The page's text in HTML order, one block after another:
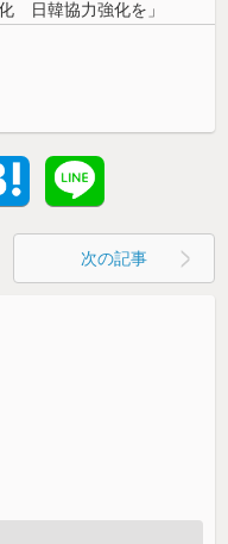
日韓協力強化を」
次の記事